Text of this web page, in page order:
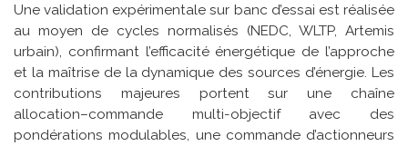
Une validation expérimentale sur banc d’essai est réalisée
au moyen de cycles normalisés (NEDC, WLTP, Artemis
urbain), confirmant l’efficacité énergétique de l’approche
et la maîtrise de la dynamique des sources d’énergie. Les
contributions majeures portent sur une chaîne
allocation–commande multi-objectif avec des
pondérations modulables, une commande d’actionneurs